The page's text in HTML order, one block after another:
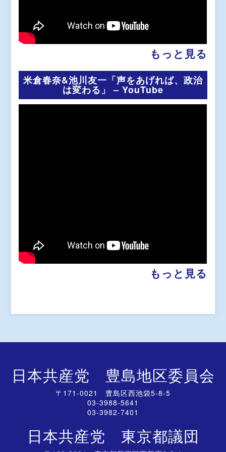
もっと見る
米倉春奈&池川友一「声をあげれば、政治
は変わる」 – YouTube
もっと見る
日本共産党 豊島地区委員会
〒171-0021 豊島区西池袋5-8-5
03-3988-5641
03-3982-7401
日本共産党 東京都議団